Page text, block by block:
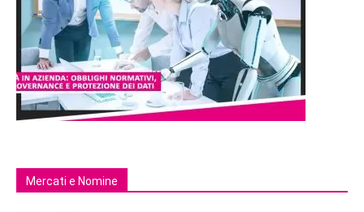
Mercati e Nomine